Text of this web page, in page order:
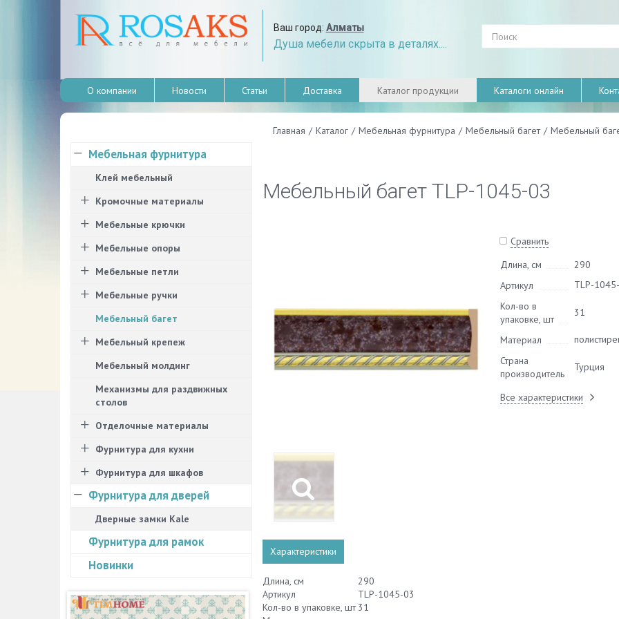
Ваш город: Алматы
Душа мебели скрыта в деталях....
О компании Новости Статьи Доставка Каталог продукции Каталоги онлайн
Главная / Каталог / Мебельная фурнитура / Мебельный багет / Мебельный
Мебельный багет TLP-1045-03
Сравнить
Длина, см
290
Артикул
TLP-
Кол-во в
упаковке, шт
31
Материал
Страна
производитель
Турция
Все характеристики
Характеристики
Длина, см
290
Артикул
TLP-1045-03
Кол-во в упаковке, шт 31
Мебельная фурнитура
Клей мебельный
Кромочные материалы
Мебельные крючки
Мебельные опоры
Мебельные петли
Мебельные ручки
Мебельный багет
Мебельный крепеж
Мебельный молдинг
Механизмы для раздвижных
столов
Отделочные материалы
Фурнитура для кухни
Фурнитура для шкафов
Фурнитура для дверей
Дверные замки Kale
Фурнитура для рамок
Новинки